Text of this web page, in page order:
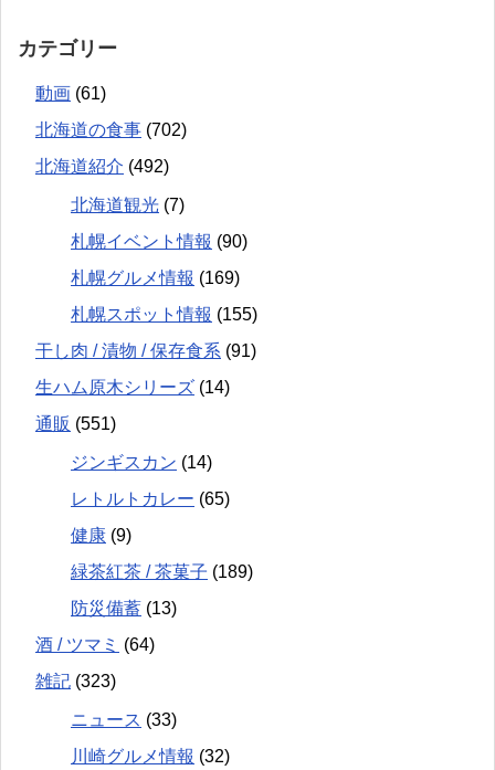
カテゴリー
動画 (61)
北海道の食事 (702)
北海道紹介 (492)
北海道観光 (7)
札幌イベント情報 (90)
札幌グルメ情報 (169)
札幌スポット情報 (155)
干し肉 / 漬物 / 保存食系 (91)
生ハム原木シリーズ (14)
通販 (551)
ジンギスカン (14)
レトルトカレー (65)
健康 (9)
緑茶紅茶 / 茶菓子 (189)
防災備蓄 (13)
酒 / ツマミ (64)
雑記 (323)
ニュース (33)
川崎グルメ情報 (32)